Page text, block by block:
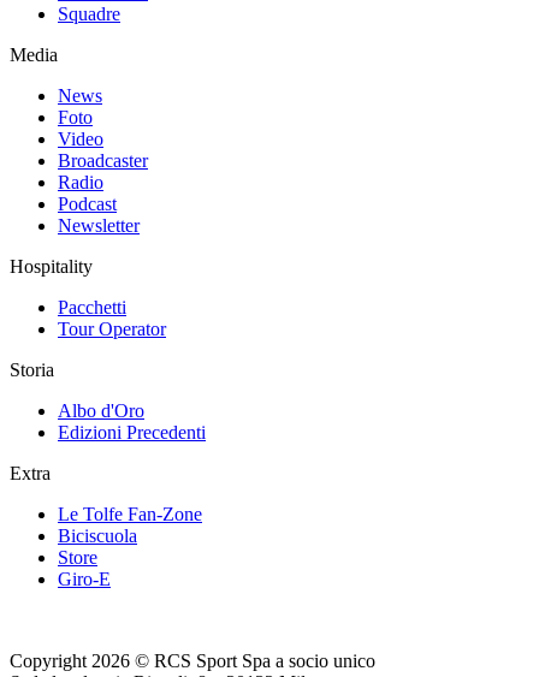
Squadre
Media
News
Foto
Video
Broadcaster
Radio
Podcast
Newsletter
Hospitality
Pacchetti
Tour Operator
Storia
Albo d'Oro
Edizioni Precedenti
Extra
Le Tolfe Fan-Zone
Biciscuola
Store
Giro-E
Copyright 2026 © RCS Sport Spa a socio unico